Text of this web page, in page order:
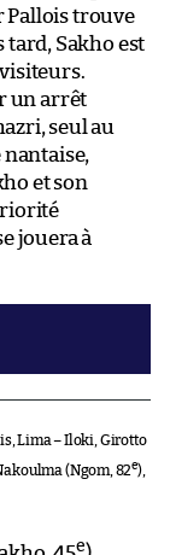
Pallois trouve
tard, Sakho est
un arrêt
seul au
nantaise,
et son
jouera à
Lima – Iloki, Girotto
(Ngom, 82e),
e